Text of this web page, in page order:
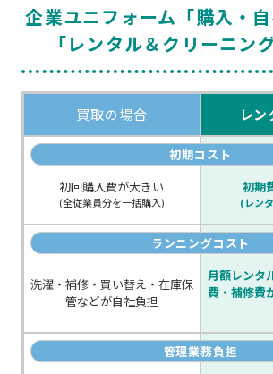
企業ユニフォーム「購入・
「レンタル＆クリーニン
買取の場合 レ
初期コスト
初回購入費が大きい
(全従業員分を一括購入)
初期
(レン
ランニングコスト
洗濯・補修・買い替え・在庫保
管などが自社負担
月額レンタ
費・補修費
管理業務負担